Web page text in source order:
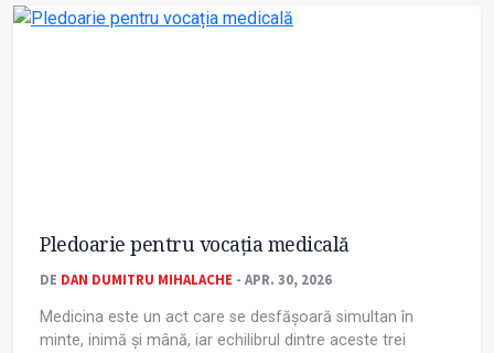
Pledoarie pentru vocația medicală
DE DAN DUMITRU MIHALACHE - APR. 30, 2026
Medicina este un act care se desfășoară simultan în
minte, inimă și mână, iar echilibrul dintre aceste trei